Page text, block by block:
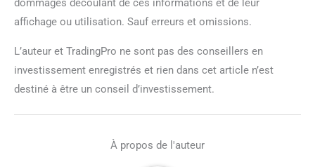
affichage ou utilisation. Sauf erreurs et omissions.
L’auteur et TradingPro ne sont pas des conseillers en
investissement enregistrés et rien dans cet article n’est
destiné à être un conseil d’investissement.
À propos de l'auteur